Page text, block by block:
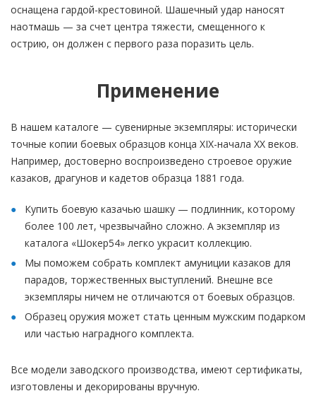
оснащена гардой-крестовиной. Шашечный удар наносят
наотмашь — за счет центра тяжести, смещенного к
острию, он должен с первого раза поразить цель.
Применение
В нашем каталоге — сувенирные экземпляры: исторически
точные копии боевых образцов конца XIX-начала XX веков.
Например, достоверно воспроизведено строевое оружие
казаков, драгунов и кадетов образца 1881 года.
Купить боевую казачью шашку — подлинник, которому
более 100 лет, чрезвычайно сложно. А экземпляр из
каталога «Шокер54» легко украсит коллекцию.
Мы поможем собрать комплект амуниции казаков для
парадов, торжественных выступлений. Внешне все
экземпляры ничем не отличаются от боевых образцов.
Образец оружия может стать ценным мужским подарком
или частью наградного комплекта.
Все модели заводского производства, имеют сертификаты,
изготовлены и декорированы вручную.